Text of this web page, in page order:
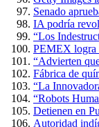
Senado
IA podría
“Los
PEMEX logra
“Advierten
Fábrica de
“La
“Robots
Detienen en
Autoridad